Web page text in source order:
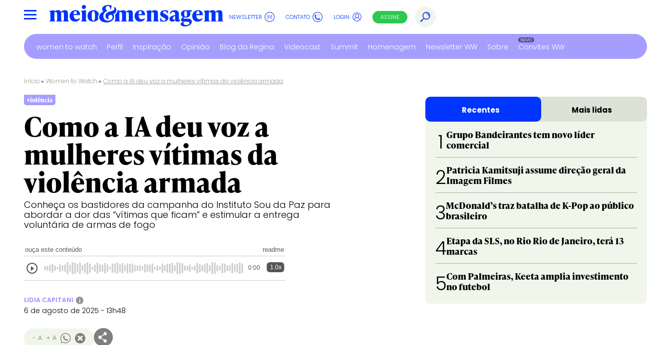
NEWSLETTER CONTATO LOGIN ASSINE
women to watch Perfil Inspiração Opinião Blog da Regina Videocast Summit Homenagem Newsletter WW Sobre Convites WW
Início ▸Women to Watch ▸Como a IA deu voz a mulheres vítimas da violência armada
violência
Como a IA deu voz a
mulheres vítimas da
violência armada
Conheça os bastidores da campanha do Instituto Sou da Paz para
abordar a dor das “vítimas que ficam” e estimular a entrega
voluntária de armas de fogo
ouça este conteúdo readme
0:00 1.0x
LIDIA CAPITANI i
6 de agosto de 2025 - 13h48
- A + A
Recentes Mais lidas
1 Grupo Bandeirantes tem novo líder
comercial
2Patricia Kamitsuji assume direção geral da
Imagem Filmes
3McDonald’s traz batalha de K-Pop ao público
brasileiro
4Etapa da SLS, no Rio Rio de Janeiro, terá 13
marcas
5Com Palmeiras, Keeta amplia investimento
no futebol